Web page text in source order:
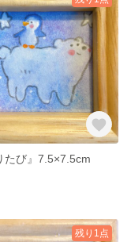
たび』7.5×7.5cm
残り1点